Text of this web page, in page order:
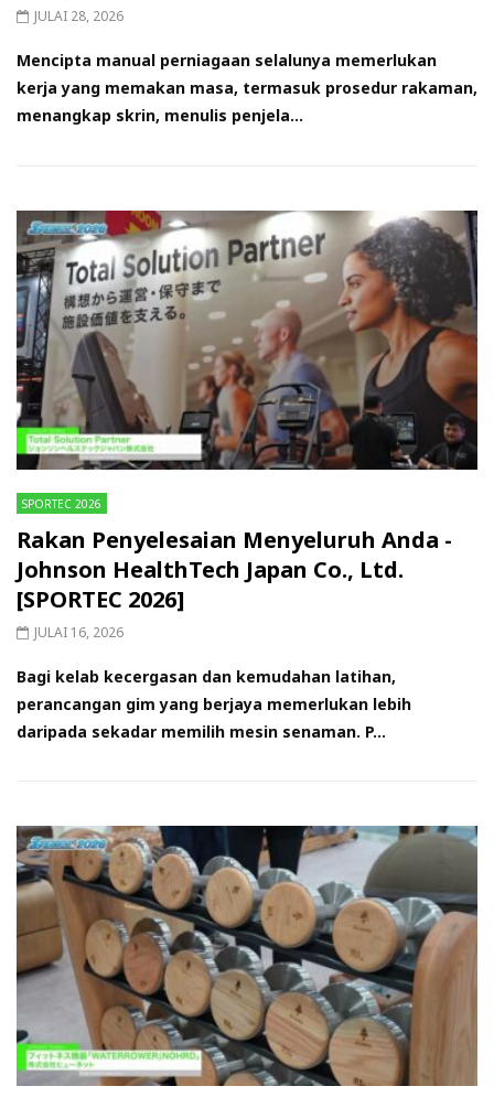
JULAI 28, 2026
Mencipta manual perniagaan selalunya memerlukan
kerja yang memakan masa, termasuk prosedur rakaman,
menangkap skrin, menulis penjela...
SPORTEC 2026
Rakan Penyelesaian Menyeluruh Anda -
Johnson HealthTech Japan Co., Ltd.
[SPORTEC 2026]
JULAI 16, 2026
Bagi kelab kecergasan dan kemudahan latihan,
perancangan gim yang berjaya memerlukan lebih
daripada sekadar memilih mesin senaman. P...